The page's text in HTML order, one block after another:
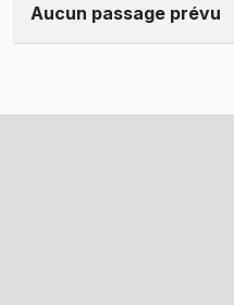
Aucun passage prévu